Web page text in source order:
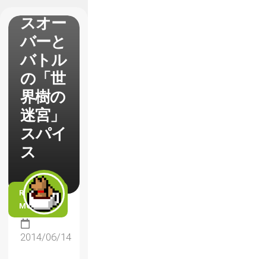
スオー
バーと
バトル
の「世
界樹の
迷宮」
スパイ
ス
READ
MORE
2014/06/14